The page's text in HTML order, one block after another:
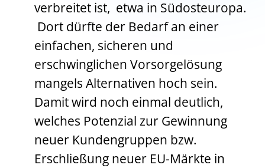
verbreitet ist, etwa in Südosteuropa.
Dort dürfte der Bedarf an einer
einfachen, sicheren und
erschwinglichen Vorsorgelösung
mangels Alternativen hoch sein.
Damit wird noch einmal deutlich,
welches Potenzial zur Gewinnung
neuer Kundengruppen bzw.
Erschließung neuer EU-Märkte in